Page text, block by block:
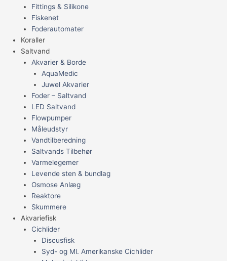
Fittings & Silikone
Fiskenet
Foderautomater
Koraller
Saltvand
Akvarier & Borde
AquaMedic
Juwel Akvarier
Foder – Saltvand
LED Saltvand
Flowpumper
Måleudstyr
Vandtilberedning
Saltvands Tilbehør
Varmelegemer
Levende sten & bundlag
Osmose Anlæg
Reaktore
Skummere
Akvariefisk
Cichlider
Discusfisk
Syd- og Ml. Amerikanske Cichlider